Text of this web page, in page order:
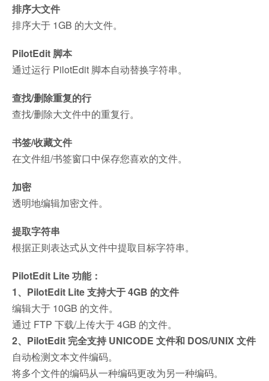
排序大文件
排序大于 1GB 的大文件。
PilotEdit 脚本
通过运行 PilotEdit 脚本自动替换字符串。
查找/删除重复的行
查找/删除大文件中的重复行。
书签/收藏文件
在文件组/书签窗口中保存您喜欢的文件。
加密
透明地编辑加密文件。
提取字符串
根据正则表达式从文件中提取目标字符串。
PilotEdit Lite 功能：
1、PilotEdit Lite 支持大于 4GB 的文件
编辑大于 10GB 的文件。
通过 FTP 下载/上传大于 4GB 的文件。
2、PilotEdit 完全支持 UNICODE 文件和 DOS/UNIX 文件
自动检测文本文件编码。
将多个文件的编码从一种编码更改为另一种编码。